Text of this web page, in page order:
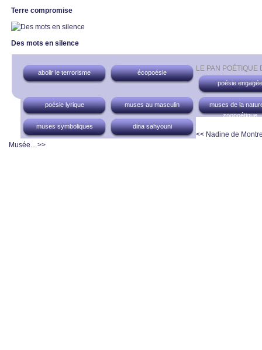
Terre compromise
Des mots en silence
LE PAN POÉTIQUE
abolir le terrorisme
écopoésie
poésie engagée
poésie lyrique muses au masculin
muses de la
zoopoétique
muses symboliques
dina sahyouni
<< Nadine de
Musée... >>